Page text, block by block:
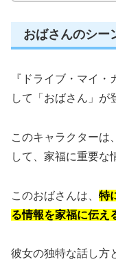
おばさんのシー
『ドライブ・マイ
して「おばさん」が
このキャラクターは
して、家福に重要な
このおばさんは、 特
る情報を家福に伝え
彼女の独特な話し方